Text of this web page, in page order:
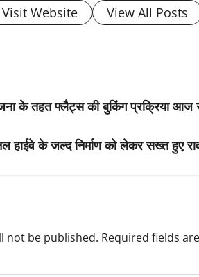
Visit Website View All Posts
के तहत फ्लैट्स की बुकिंग प्रक्रिया
हाईवे के जल्द निर्माण को लेकर सख्त हुए
not be published. Required fields